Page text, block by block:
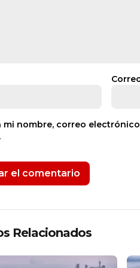
mi nombre, correo
Relacionados